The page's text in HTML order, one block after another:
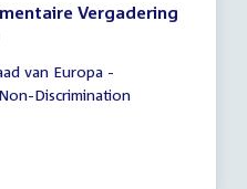
Vergadering
van Europa -
Discrimination